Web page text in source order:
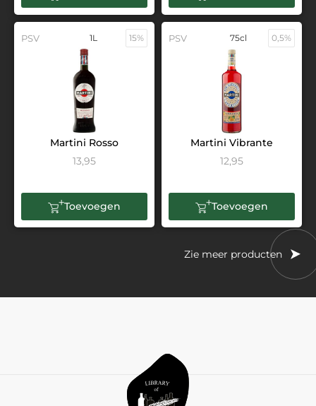
PSV 1L 15%
Martini Rosso
13,95
Toevoegen
PSV 75cl 0,5%
Martini Vibrante
12,95
Toevoegen
Zie meer producten